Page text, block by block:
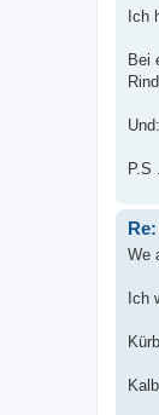
Ich
Bei
P.S
We
Ich